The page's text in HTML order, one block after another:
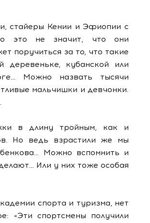
стайеры Кении и Эфиопии с
это не значит, что они
поручиться за то, что такие
деревеньке, кубанской или
Можно назвать тысячи
мальчишки и девчонки.
в длину тройным, как и
Но ведь взрастили же мы
Можно вспомнить и
Или у них тоже особая
спорта и туризма, нет
«Эти спортсмены получили